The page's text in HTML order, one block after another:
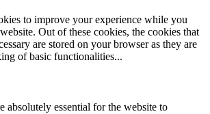
to improve your experience while you
Out of these cookies, the cookies that
are stored on your browser as they are
of basic functionalities...
absolutely essential for the website to